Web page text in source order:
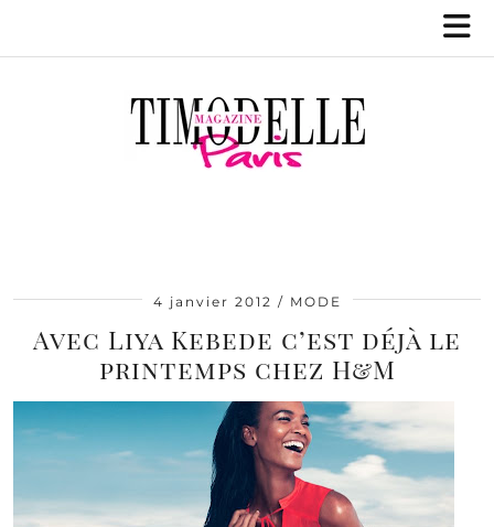
4 janvier 2012 MODE
Avec Liya Kebede c’est déjà le
printemps chez H&M